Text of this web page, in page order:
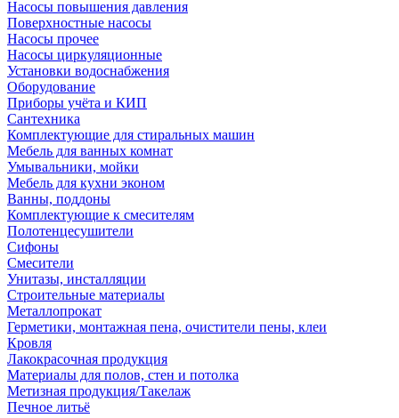
Насосы повышения давления
Поверхностные насосы
Насосы прочее
Насосы циркуляционные
Установки водоснабжения
Оборудование
Приборы учёта и КИП
Сантехника
Комплектующие для стиральных машин
Мебель для ванных комнат
Умывальники, мойки
Мебель для кухни эконом
Ванны, поддоны
Комплектующие к смесителям
Полотенцесушители
Сифоны
Смесители
Унитазы, инсталляции
Строительные материалы
Металлопрокат
Герметики, монтажная пена, очистители пены, клеи
Кровля
Лакокрасочная продукция
Материалы для полов, стен и потолка
Метизная продукция/Такелаж
Печное литьё